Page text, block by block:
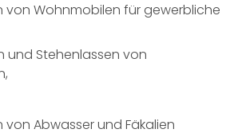
von Wohnmobilen für gewerbliche
und Stehenlassen von
von Abwasser und Fäkalien